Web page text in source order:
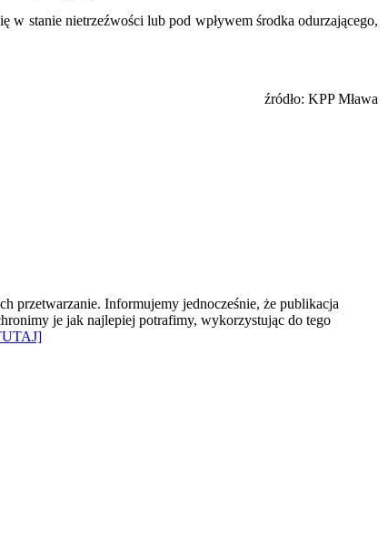
stanie nietrzeźwości lub pod wpływem środka odurzającego,
źródło: KPP Mława
przetwarzanie. Informujemy jednocześnie, że publikacja
je jak najlepiej potrafimy, wykorzystując do tego